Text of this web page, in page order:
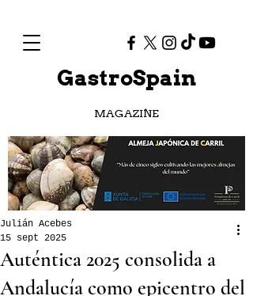
GastroSpain
MAGAZINE
Auténtica 2025 consolida a
Andalucía como epicentro del
Julián Acebes
15 sept 2025